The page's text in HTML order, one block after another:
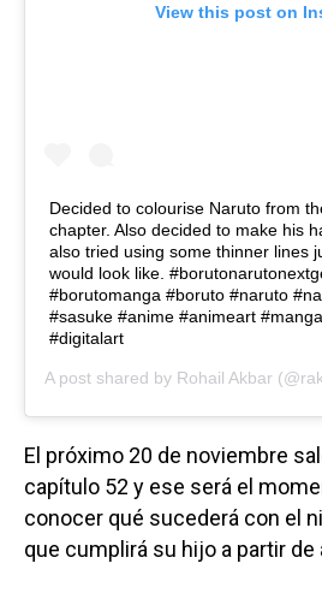
View this post on
Decided to colourise Naruto from
chapter. Also decided to make his
also tried using some thinner lines
would look like.
#borutomanga #boruto #naruto
#sasuke #anime #animeart
#digitalart
A post shared by Rohail Akbar
El próximo 20 de noviembre
capítulo 52 y ese será el
conocer qué sucederá con el
que cumplirá su hijo a partir de